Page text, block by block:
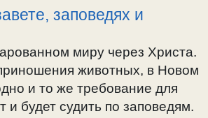
заповедях и
миру через Христа.
животных, в Новом
и то же требование для
и будет судить по заповедям.